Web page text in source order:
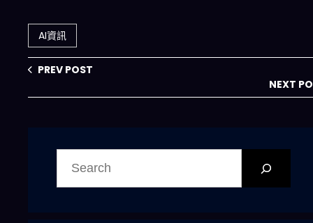
地的檢測與修正路
線圖
AI資訊
PREV POST
NEXT